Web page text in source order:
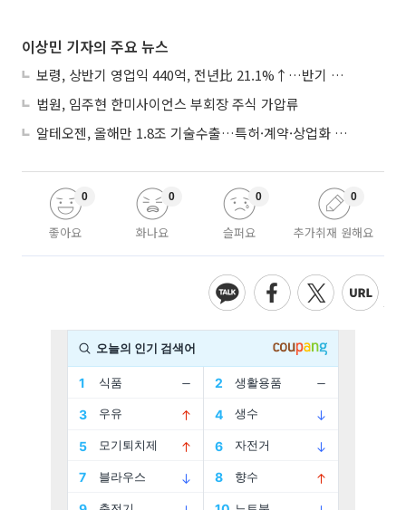
이상민 기자의 주요 뉴스
보령, 상반기 영업익 440억, 전년比 21.1%↑…반기 역대 최대
법원, 임주현 한미사이언스 부회장 주식 가압류
알테오젠, 올해만 1.8조 기술수출…특허·계약·상업화 ‘삼박자’
좋아요
0
화나요
0
슬퍼요
0
추가취재 원해요
0